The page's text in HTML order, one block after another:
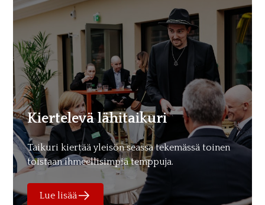
Kiertelevä lähitaikuri
Taikuri kiertää yleisön seassa tekemässä toinen
toistaan ihmeellisimpiä temppuja.
Lue lisää